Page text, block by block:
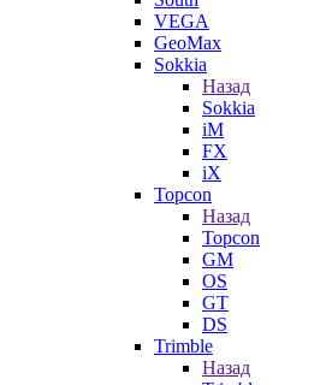
VEGA
GeoMax
Sokkia
Назад
Sokkia
iM
FX
iX
Topcon
Назад
Topcon
GM
OS
GT
DS
Trimble
Назад